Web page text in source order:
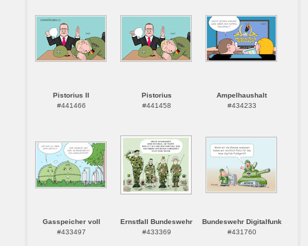
Pistorius II
#441466
Pistorius
#441458
Ampelhaushalt
#434233
Gasspeicher voll
#433497
Ernstfall Bundeswehr
#433369
Bundeswehr Digitalfunk
#431760